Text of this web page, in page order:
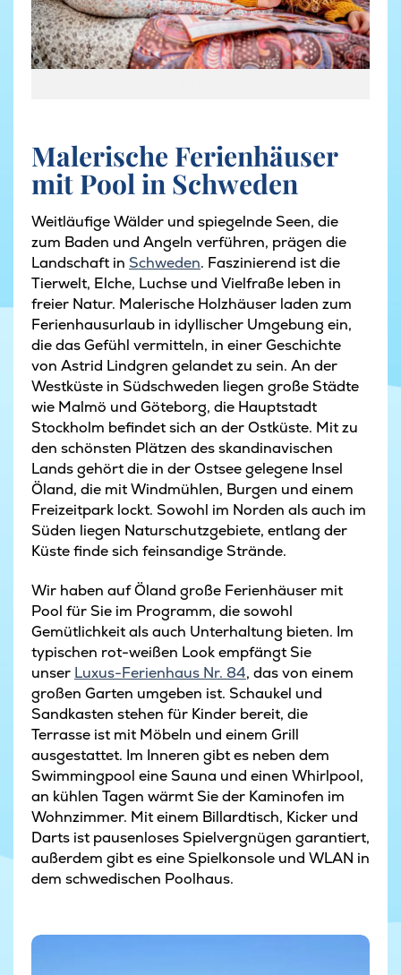
Malerische Ferienhäuser
mit Pool in Schweden
Weitläufige Wälder und spiegelnde Seen, die
zum Baden und Angeln verführen, prägen die
Landschaft in Schweden. Faszinierend ist die
Tierwelt, Elche, Luchse und Vielfraße leben in
freier Natur. Malerische Holzhäuser laden zum
Ferienhausurlaub in idyllischer Umgebung ein,
die das Gefühl vermitteln, in einer Geschichte
von Astrid Lindgren gelandet zu sein. An der
Westküste in Südschweden liegen große Städte
wie Malmö und Göteborg, die Hauptstadt
Stockholm befindet sich an der Ostküste. Mit zu
den schönsten Plätzen des skandinavischen
Lands gehört die in der Ostsee gelegene Insel
Öland, die mit Windmühlen, Burgen und einem
Freizeitpark lockt. Sowohl im Norden als auch im
Süden liegen Naturschutzgebiete, entlang der
Küste finde sich feinsandige Strände.
Wir haben auf Öland große Ferienhäuser mit
Pool für Sie im Programm, die sowohl
Gemütlichkeit als auch Unterhaltung bieten. Im
typischen rot-weißen Look empfängt Sie
unser Luxus-Ferienhaus Nr. 84, das von einem
großen Garten umgeben ist. Schaukel und
Sandkasten stehen für Kinder bereit, die
Terrasse ist mit Möbeln und einem Grill
ausgestattet. Im Inneren gibt es neben dem
Swimmingpool eine Sauna und einen Whirlpool,
an kühlen Tagen wärmt Sie der Kaminofen im
Wohnzimmer. Mit einem Billardtisch, Kicker und
Darts ist pausenloses Spielvergnügen garantiert,
außerdem gibt es eine Spielkonsole und WLAN in
dem schwedischen Poolhaus.